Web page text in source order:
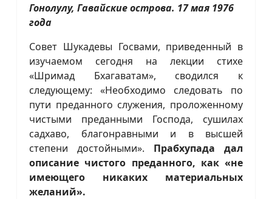
Гонолулу, Гавайские острова. 17 мая 1976
года
Совет Шукадевы Госвами, приведенный в
изучаемом сегодня на лекции стихе
«Шримад Бхагаватам», сводился к
следующему: «Необходимо следовать по
пути преданного служения, проложенному
чистыми преданными Господа, сушилах
садхаво, благонравными и в высшей
степени достойными». Прабхупада дал
описание чистого преданного, как «не
имеющего никаких материальных
желаний».